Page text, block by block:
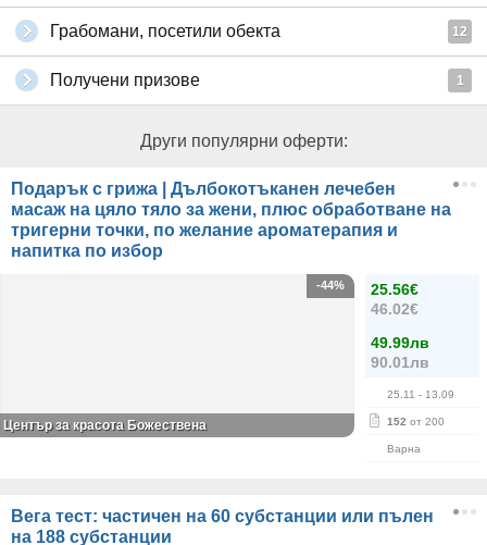
Грабомани, посетили обекта 12
Получени призове 1
Други популярни оферти:
Подарък с грижа | Дълбокотъканен лечебен
масаж на цяло тяло за жени, плюс обработване на
тригерни точки, по желание ароматерапия и
напитка по избор
25.56€
46.02€
49.99лв
90.01лв
25.11 - 13.09
152 от 200
Варна
-44%
Център за красота Божествена
Вега тест: частичен на 60 субстанции или пълен
на 188 субстанции